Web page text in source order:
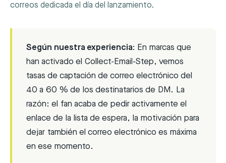
correos dedicada el día del lanzamiento.
Según nuestra experiencia: En marcas que
han activado el Collect-Email-Step, vemos
tasas de captación de correo electrónico del
40 a 60 % de los destinatarios de DM. La
razón: el fan acaba de pedir activamente el
enlace de la lista de espera, la motivación para
dejar también el correo electrónico es máxima
en ese momento.